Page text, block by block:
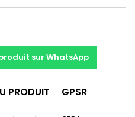
sur WhatsApp
PRODUIT GPSR